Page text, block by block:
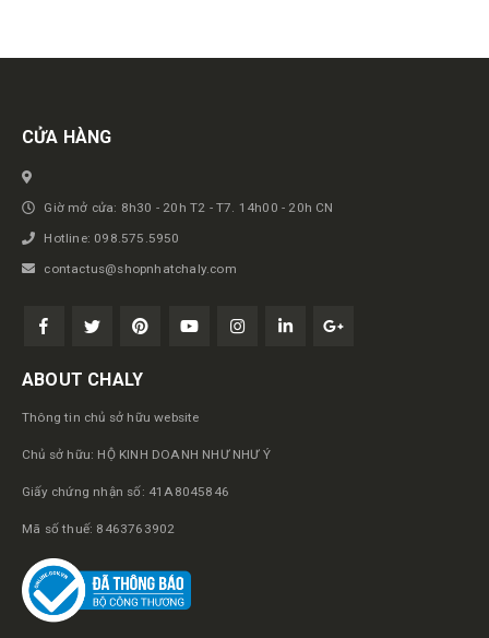
Get in touch
CỬA HÀNG
Giờ mở cửa: 8h30 - 20h T2 - T7. 14h00 - 20h CN
Hotline: 098.575.5950
contactus@shopnhatchaly.com
ABOUT CHALY
Thông tin chủ sở hữu website
Chủ sở hữu: HỘ KINH DOANH NHƯ NHƯ Ý
Giấy chứng nhận số: 41A8045846
Mã số thuế: 8463763902